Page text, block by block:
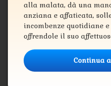
alla malata, dà una
anziana e affaticata,
incombenze quotidiane
offrendole il suo
Continua